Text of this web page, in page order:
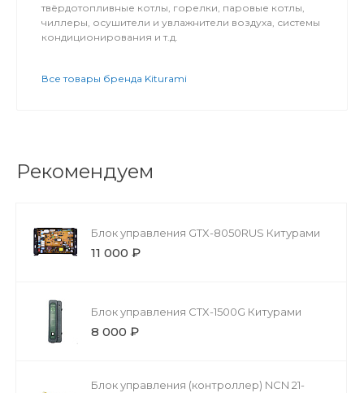
твёрдотопливные котлы, горелки, паровые котлы,
чиллеры, осушители и увлажнители воздуха, системы
кондиционирования и т.д.
Все товары бренда Kiturami
Рекомендуем
Блок управления GTX-8050RUS Китурами
11 000 ₽
Блок управления CTX-1500G Китурами
8 000 ₽
Блок управления (контроллер) NCN 21-